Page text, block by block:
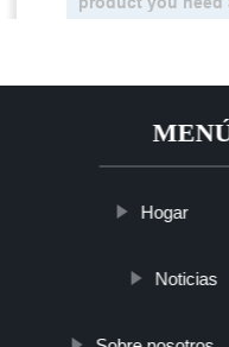
Hogar
Noticias